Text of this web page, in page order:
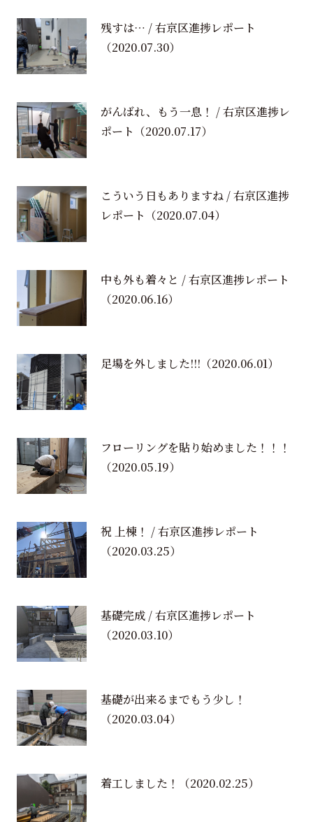
残すは… / 右京区進捗レポート
（2020.07.30）
がんばれ、もう一息！ / 右京区進捗レ
ポート （2020.07.17）
こういう日もありますね / 右京区進捗
レポート （2020.07.04）
中も外も着々と / 右京区進捗レポート
（2020.06.16）
足場を外しました!!! （2020.06.01）
フローリングを貼り始めました！！！
（2020.05.19）
祝 上棟！ / 右京区進捗レポート
（2020.03.25）
基礎完成 / 右京区進捗レポート
（2020.03.10）
基礎が出来るまでもう少し！
（2020.03.04）
着工しました！ （2020.02.25）